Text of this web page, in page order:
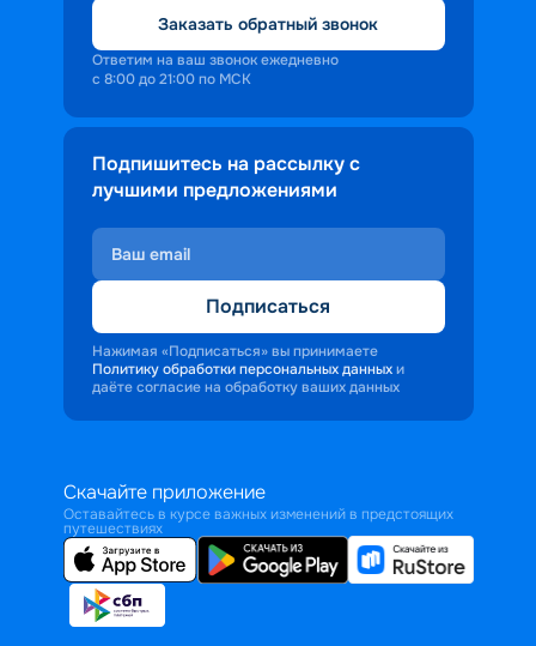
Заказать обратный звонок
Ответим на ваш звонок ежедневно
с 8:00 до 21:00 по МСК
Подпишитесь на рассылку с
лучшими предложениями
Подписаться
Нажимая «Подписаться» вы принимаете
Политику обработки персональных данных и
даёте согласие на обработку ваших данных
Скачайте приложение
Оставайтесь в курсе важных изменений в предстоящих
путешествиях